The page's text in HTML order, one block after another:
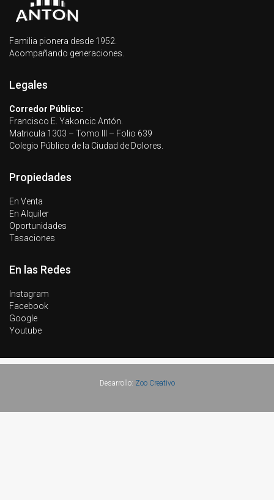
Familia pionera desde 1952.
Acompañando generaciones.
Legales
Corredor Público:
Francisco E. Yakoncic Antón.
Matricula 1303 – Tomo III – Folio 639
Colegio Público de la Ciudad de Dolores.
Propiedades
En Venta
En Alquiler
Oportunidades
Tasaciones
En las Redes
Instagram
Facebook
Google
Youtube
Desarrollo: Zoo Creativo